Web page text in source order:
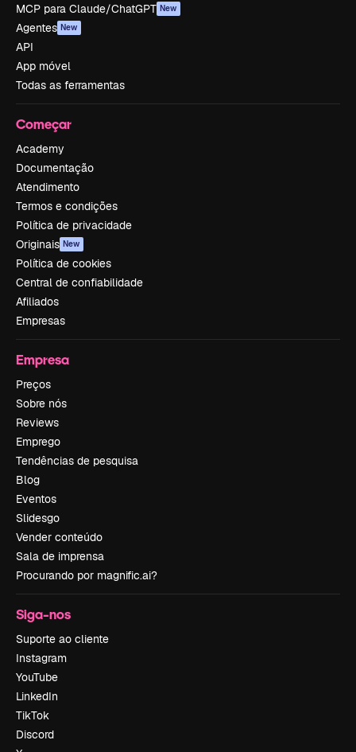
MCP para Claude/ChatGPT New
Agentes New
API
App móvel
Todas as ferramentas
Começar
Academy
Documentação
Atendimento
Termos e condições
Política de privacidade
Originais New
Política de cookies
Central de confiabilidade
Afiliados
Empresas
Empresa
Preços
Sobre nós
Reviews
Emprego
Tendências de pesquisa
Blog
Eventos
Slidesgo
Vender conteúdo
Sala de imprensa
Procurando por magnific.ai?
Siga-nos
Suporte ao cliente
Instagram
YouTube
LinkedIn
TikTok
Discord